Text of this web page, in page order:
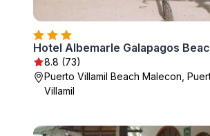
8.8 (73)
Puerto Villamil Beach Malecon,
Villamil